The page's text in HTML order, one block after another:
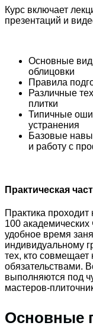
Курс включает
презентаций и
Основные
облицовки
Правила
Различные
плитки
Типичные
устранения
Базовые
и работу с
Практическая
Практика
100 академических
удобное время
индивидуальному
тех, кто
обязательствами.
выполняются под
мастеров-
Основные